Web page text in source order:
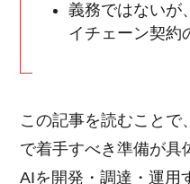
義務ではないが
イチェーン契約
この記事を読むことで
で着手すべき準備が具
AIを開発・調達・運用